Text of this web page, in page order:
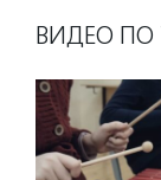
ВИДЕО ПО